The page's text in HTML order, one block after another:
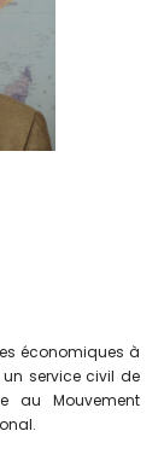
économiques à
un service civil de
au Mouvement